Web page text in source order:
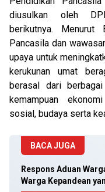
diusulkan oleh
berikutnya. Menurut
Pancasila dan
upaya untuk
kerukunan umat
berasal dari
kemampuan
sosial, budaya serta
BACA JUGA
Respons Aduan
Warga Kepandean